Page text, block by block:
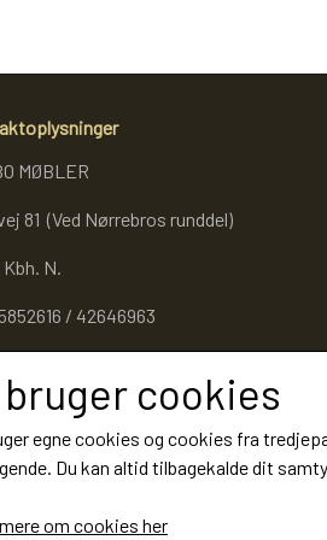
MØBLER
81 (Ved Nørrebros runddel)
N.
/ 42646963
cookies
egne cookies og cookies fra
Du kan altid tilbagekalde dit
om cookies her